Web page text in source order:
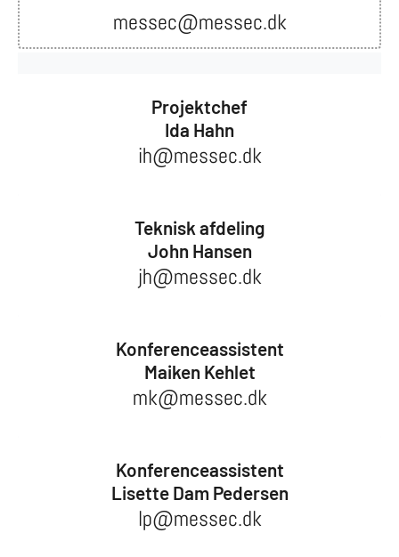
messec@messec.dk
Projektchef
Ida Hahn
ih@messec.dk
Teknisk afdeling
John Hansen
jh@messec.dk
Konferenceassistent
Maiken Kehlet
mk@messec.dk
Konferenceassistent
Lisette Dam Pedersen
lp@messec.dk